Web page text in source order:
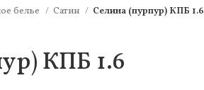
белье Сатин Селина (пурпур) КПБ 1.6
КПБ 1.6